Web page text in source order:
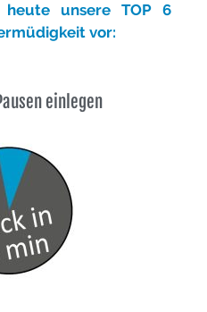
unsere TOP 6
vor:
einlegen